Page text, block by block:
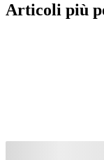
Articoli più